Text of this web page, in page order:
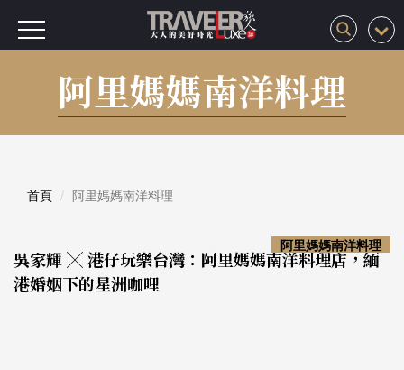
阿里媽媽南洋料理
首頁 阿里媽媽南洋料理
吳家輝 ╳ 港仔玩樂台灣：阿里媽媽南洋料理店，緬
港婚姻下的星洲咖哩
阿里媽媽南洋料理